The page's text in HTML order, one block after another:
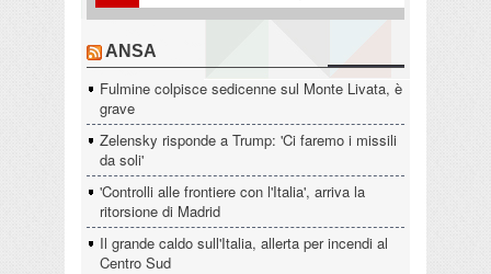
ANSA
Fulmine colpisce sedicenne sul Monte Livata, è
grave
Zelensky risponde a Trump: 'Ci faremo i missili
da soli'
'Controlli alle frontiere con l'Italia', arriva la
ritorsione di Madrid
Il grande caldo sull'Italia, allerta per incendi al
Centro Sud